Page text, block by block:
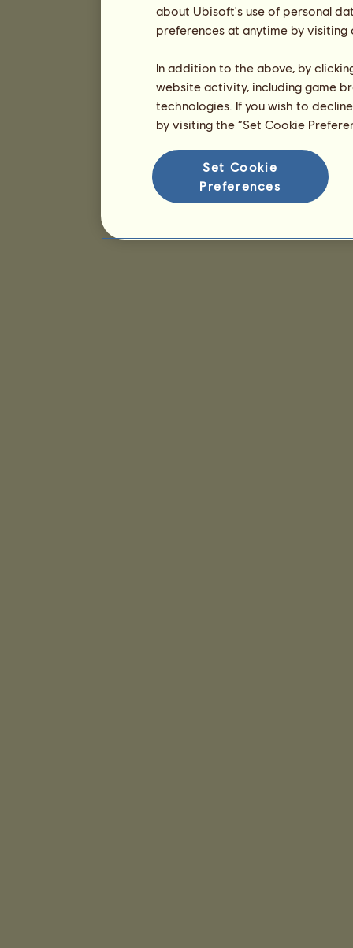
about Ubisoft's use of personal
preferences at anytime by
In addition to the above, by
website activity, including game
technologies. If you wish to
by visiting the “Set Cookie
Set Cookie
Preferences